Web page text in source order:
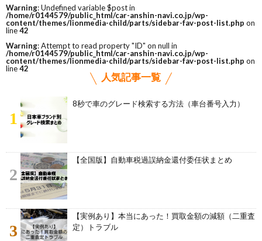
Warning: Undefined variable $post in
/home/r0144579/public_html/car-anshin-navi.co.jp/wp-
content/themes/lionmedia-child/parts/sidebar-fav-post-list.php on
line42
Warning: Attempt to read property "ID" on null in
/home/r0144579/public_html/car-anshin-navi.co.jp/wp-
content/themes/lionmedia-child/parts/sidebar-fav-post-list.php on
line42
人気記事一覧
1
8秒で車のグレード検索する方法（車台番号入力）
2
【全国版】自動車税過誤納金還付委任状まとめ
3
【実例あり】本当にあった！買取金額の減額（二重査
定）トラブル